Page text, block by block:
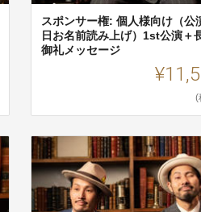
スポンサー権: 個人様向け（公
日お名前読み上げ）1st公演＋
御礼メッセージ
(